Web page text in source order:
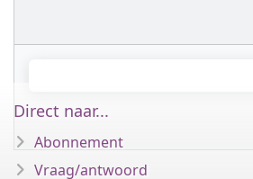
Direct naar...
Abonnement
Vraag/antwoord